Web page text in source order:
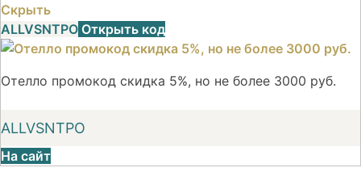
Скрыть
ALLVSNTPO Открыть код
Отелло промокод скидка 5%, но не более 3000 руб.
ALLVSNTPO
На сайт